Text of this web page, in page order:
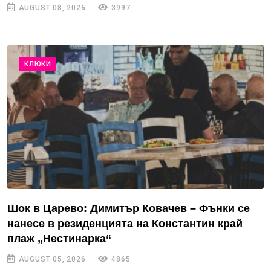
AUGUST 08, 2026 3997
КЛЮКИ
Шок в Царево: Димитър Ковачев – Фънки се
нанесе в резиденцията на Константин край
плаж „Нестинарка“
AUGUST 05, 2026 4865